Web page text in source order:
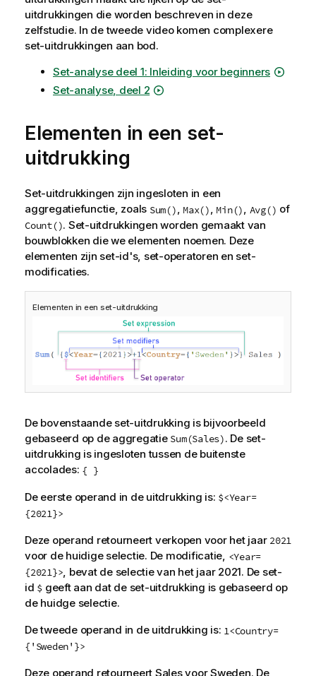
uitdrukkingen die worden beschreven in deze
zelfstudie. In de tweede video komen complexere
set-uitdrukkingen aan bod.
Set-analyse deel 1: Inleiding voor beginners
Set-analyse, deel 2
Elementen in een set-
uitdrukking
Set-uitdrukkingen zijn ingesloten in een
aggregatiefunctie, zoals Sum(), Max(), Min(), Avg() of
Count(). Set-uitdrukkingen worden gemaakt van
bouwblokken die we elementen noemen. Deze
elementen zijn set-id's, set-operatoren en set-
modificaties.
Elementen in een set-uitdrukking
De bovenstaande set-uitdrukking is bijvoorbeeld
gebaseerd op de aggregatie Sum(Sales). De set-
uitdrukking is ingesloten tussen de buitenste
accolades: { }
De eerste operand in de uitdrukking is: $<Year=
{2021}>
Deze operand retourneert verkopen voor het jaar 2021
voor de huidige selectie. De modificatie, <Year=
{2021}> , bevat de selectie van het jaar 2021. De set-
id $ geeft aan dat de set-uitdrukking is gebaseerd op
de huidge selectie.
De tweede operand in de uitdrukking is: 1<Country=
{'Sweden'}>
Deze operand retourneert SalesvoorSweden. De